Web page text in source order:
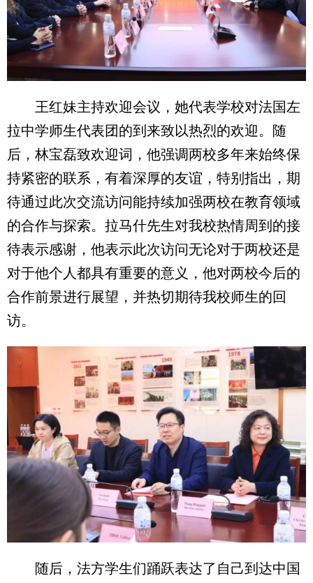
王红妹主持欢迎会议，她代表学校对法国左
拉中学师生代表团的到来致以热烈的欢迎。随
后，林宝磊致欢迎词，他强调两校多年来始终保
持紧密的联系，有着深厚的友谊，特别指出，期
待通过此次交流访问能持续加强两校在教育领域
的合作与探索。拉马什先生对我校热情周到的接
待表示感谢，他表示此次访问无论对于两校还是
对于他个人都具有重要的意义，他对两校今后的
合作前景进行展望，并热切期待我校师生的回
访。
随后，法方学生们踊跃表达了自己到达中国